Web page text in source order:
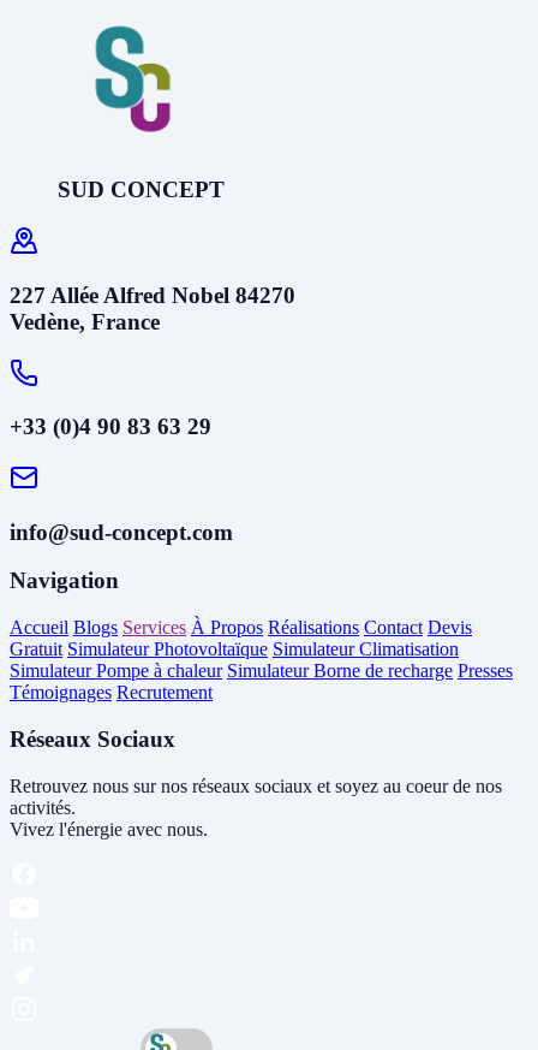
SUD CONCEPT
227 Allée Alfred Nobel 84270
Vedène, France
+33 (0)4 90 83 63 29
info@sud-concept.com
Navigation
Accueil Blogs Services À Propos Réalisations Contact Devis
Gratuit Simulateur Photovoltaïque Simulateur Climatisation
Simulateur Pompe à chaleur Simulateur Borne de recharge Presses
Témoignages Recrutement
Réseaux Sociaux
Retrouvez nous sur nos réseaux sociaux et soyez au coeur de nos
activités.
Vivez l'énergie avec nous.